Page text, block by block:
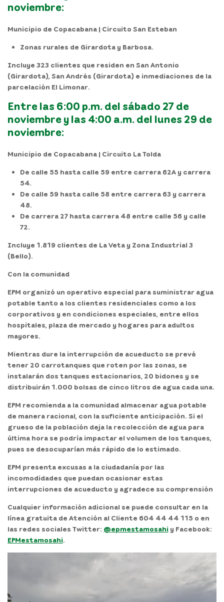
noviembre:
Municipio de Copacabana | Circuito San Esteban
Zonas rurales de Girardota y Barbosa.
Incluye 323 clientes que residen en San Antonio
(Girardota), San Andrés (Girardota) e inmediaciones de la
parcelación El Limonar.
Entre las 6:00 p.m. del sábado 27 de
noviembre y las 4:00 a.m. del lunes 29 de
noviembre:
Municipio de Copacabana | Circuito La Tolda
De calle 55 hasta calle 59 entre carrera 62A y carrera
54.
De calle 59 hasta calle 58 entre carrera 63 y carrera
48.
De carrera 27 hasta carrera 48 entre calle 56 y calle
72.
Incluye 1.819 clientes de La Veta y Zona Industrial 3
(Bello).
Con la comunidad
EPM organizó un operativo especial para suministrar agua
potable tanto a los clientes residenciales como a los
corporativos y en condiciones especiales, entre ellos
hospitales, plaza de mercado y hogares para adultos
mayores.
Mientras dure la interrupción de acueducto se prevé
tener 20 carrotanques que roten por las zonas, se
instalarán dos tanques estacionarios, 20 bidones y se
distribuirán 1.000 bolsas de cinco litros de agua cada una.
EPM recomienda a la comunidad almacenar agua potable
de manera racional, con la suficiente anticipación. Si el
grueso de la población deja la recolección de agua para
última hora se podría impactar el volumen de los tanques,
pues se desocuparían más rápido de lo estimado.
EPM presenta excusas a la ciudadanía por las
incomodidades que puedan ocasionar estas
interrupciones de acueducto y agradece su comprensión
Cualquier información adicional se puede consultar en la
línea gratuita de Atención al Cliente 604 44 44 115 o en
las redes sociales Twitter: @epmestamosahi y Facebook:
EPMestamosahi.